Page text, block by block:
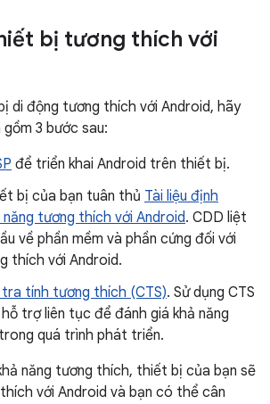
bị tương thích với
di động tương thích với Android, hãy
3 bước sau:
để triển khai Android trên thiết bị.
bị của bạn tuân thủ Tài liệu định
năng tương thích với Android. CDD liệt
về phần mềm và phần cứng đối với
thích với Android.
tra tính tương thích (CTS). Sử dụng CTS
trợ liên tục để đánh giá khả năng
quá trình phát triển.
năng tương thích, thiết bị của bạn sẽ
với Android và bạn có thể cân